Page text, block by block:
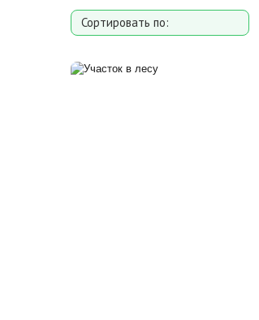
Сортировать по:
Расстоянию от МКАД